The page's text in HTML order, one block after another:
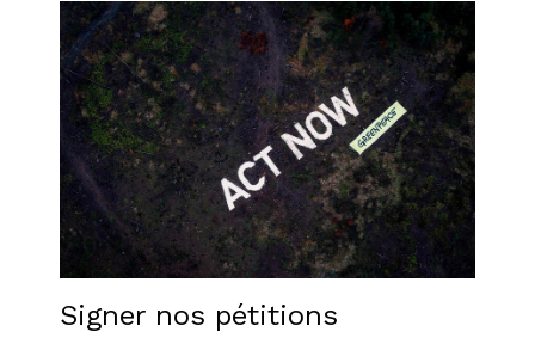
Signer nos pétitions